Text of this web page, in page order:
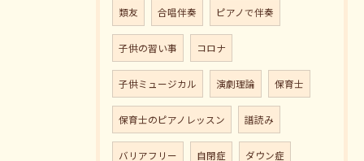
類友 合唱伴奏 ピアノで伴奏
子供の習い事 コロナ
子供ミュージカル 演劇理論 保育士
保育士のピアノレッスン 譜読み
バリアフリー 自閉症 ダウン症